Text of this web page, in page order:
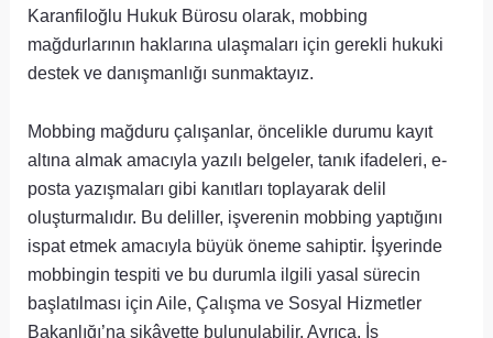
Karanfiloğlu Hukuk Bürosu olarak, mobbing
mağdurlarının haklarına ulaşmaları için gerekli hukuki
destek ve danışmanlığı sunmaktayız.
Mobbing mağduru çalışanlar, öncelikle durumu kayıt
altına almak amacıyla yazılı belgeler, tanık ifadeleri, e-
posta yazışmaları gibi kanıtları toplayarak delil
oluşturmalıdır. Bu deliller, işverenin mobbing yaptığını
ispat etmek amacıyla büyük öneme sahiptir. İşyerinde
mobbingin tespiti ve bu durumla ilgili yasal sürecin
başlatılması için Aile, Çalışma ve Sosyal Hizmetler
Bakanlığı’na şikâyette bulunulabilir. Ayrıca, İş